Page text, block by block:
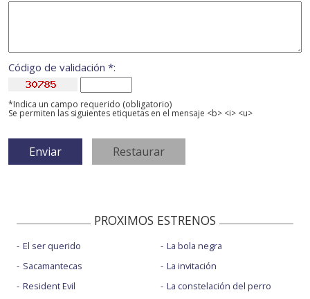
Código de validación *:
*Indica un campo requerido (obligatorio)
Se permiten las siguientes etiquetas en el mensaje <b> <i> <u>
PROXIMOS ESTRENOS
El ser querido
Sacamantecas
Resident Evil
La bola negra
La invitación
La constelación del perro